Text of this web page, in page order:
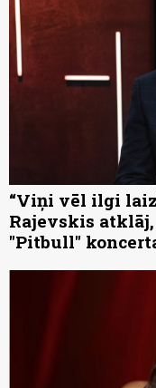
“Viņi vēl ilgi
Rajevskis
"Pitbull"